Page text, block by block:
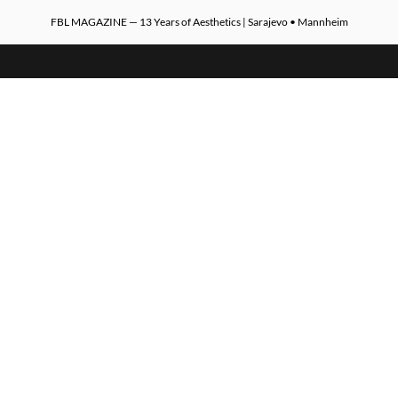
FBL MAGAZINE — 13 Years of Aesthetics | Sarajevo • Mannheim